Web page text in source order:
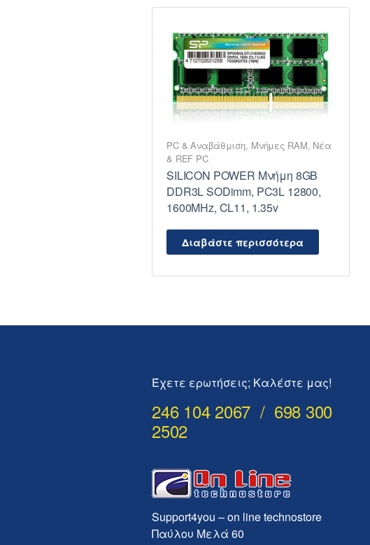
PC & Αναβάθμιση, Μνήμες RAM, Νέα
& REF PC
SILICON POWER Μνήμη 8GB
DDR3L SODimm, PC3L 12800,
1600MHz, CL11, 1.35v
Διαβάστε περισσότερα
Έχετε ερωτήσεις; Καλέστε μας!
246 104 2067 / 698 300
2502
Support4you – on line technostore
Παύλου Μελά 60